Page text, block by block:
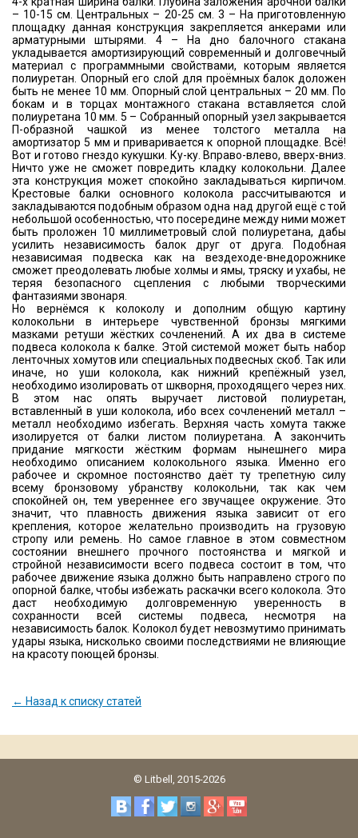
– 10-15 см. Центральных – 20-25 см. 3 – На приготовленную
площадку данная конструкция закрепляется анкерами или
арматурными штырями. 4 – На дно балочного стакана
укладывается амортизирующий современный и долговечный
материал с программными свойствами, которым является
полиуретан. Опорный его слой для проёмных балок доложен
быть не менее 10 мм. Опорный слой центральных – 20 мм. По
бокам и в торцах монтажного стакана вставляется слой
полиуретана 10 мм. 5 – Собранный опорный узел закрывается
П-образной чашкой из менее толстого металла на
амортизатор 5 мм и приваривается к опорной площадке. Всё!
Вот и готово гнездо кукушки. Ку-ку. Вправо-влево, вверх-вниз.
Ничто уже не сможет повредить кладку колокольни. Далее
эта конструкция может спокойно закладываться кирпичом.
Крестовые балки основного колокола рассчитываются и
закладываются подобным образом одна над другой ещё с той
небольшой особенностью, что посередине между ними может
быть проложен 10 миллиметровый слой полиуретана, дабы
усилить независимость балок друг от друга. Подобная
независимая подвеска как на вездеходе-внедорожнике
сможет преодолевать любые холмы и ямы, тряску и ухабы, не
теряя безопасного сцепления с любыми творческими
фантазиями звонаря.
Но вернёмся к колоколу и дополним общую картину
колокольни в интерьере чувственной бронзы мягкими
мазками ретуши жёстких сочленений. А их два в системе
подвеса колокола к балке. Этой системой может быть набор
ленточных хомутов или специальных подвесных скоб. Так или
иначе, но уши колокола, как нижний крепёжный узел,
необходимо изолировать от шкворня, проходящего через них.
В этом нас опять выручает листовой полиуретан,
вставленный в уши колокола, ибо всех сочленений металл –
металл необходимо избегать. Верхняя часть хомута также
изолируется от балки листом полиуретана. А закончить
придание мягкости жёстким формам нынешнего мира
необходимо описанием колокольного языка. Именно его
рабочее и скромное постоянство даёт ту трепетную силу
всему бронзовому убранству колокольни, так как чем
спокойней он, тем увереннее его звучащее окружение. Это
значит, что плавность движения языка зависит от его
крепления, которое желательно производить на грузовую
стропу или ремень. Но самое главное в этом совместном
состоянии внешнего прочного постоянства и мягкой и
стройной независимости всего подвеса состоит в том, что
рабочее движение языка должно быть направлено строго по
опорной балке, чтобы избежать раскачки всего колокола. Это
даст необходимую долговременную уверенность в
сохранности всей системы подвеса, несмотря на
независимость балок. Колокол будет невозмутимо принимать
удары языка, нисколько своими последствиями не влияющие
на красоту поющей бронзы.
← Назад к списку статей
© Litbell, 2015-2026